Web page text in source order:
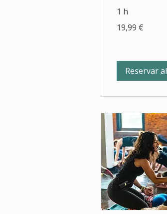
1 h
euros
19,99 €
Reservar